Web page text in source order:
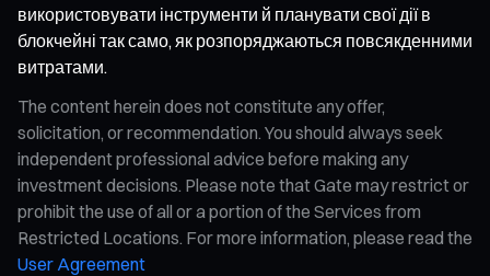
використовувати інструменти й планувати свої дії в
блокчейні так само, як розпоряджаються повсякденними
витратами.
The content herein does not constitute any offer,
solicitation, or recommendation. You should always seek
independent professional advice before making any
investment decisions. Please note that Gate may restrict or
prohibit the use of all or a portion of the Services from
Restricted Locations. For more information, please read the
User Agreement